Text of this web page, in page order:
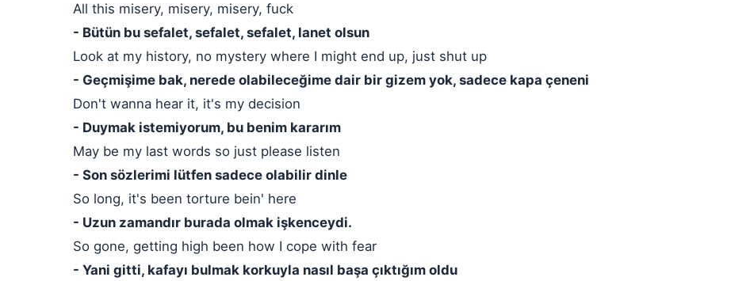
All this misery, misery, misery, fuck
- Bütün bu sefalet, sefalet, sefalet, lanet olsun
Look at my history, no mystery where I might end up, just shut up
- Geçmişime bak, nerede olabileceğime dair bir gizem yok, sadece kapa çeneni
Don't wanna hear it, it's my decision
- Duymak istemiyorum, bu benim kararım
May be my last words so just please listen
- Son sözlerimi lütfen sadece olabilir dinle
So long, it's been torture bein' here
- Uzun zamandır burada olmak işkenceydi.
So gone, getting high been how I cope with fear
- Yani gitti, kafayı bulmak korkuyla nasıl başa çıktığım oldu